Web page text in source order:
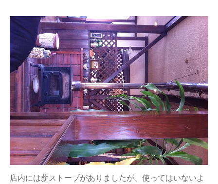
店内には薪ストーブがありましたが、使ってはいないよ